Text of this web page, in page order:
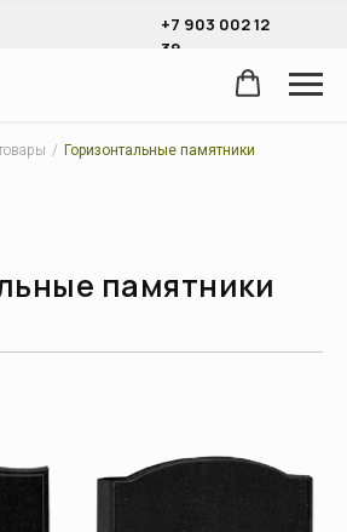
+7 903 002 12
39
/ Горизонтальные памятники
памятники